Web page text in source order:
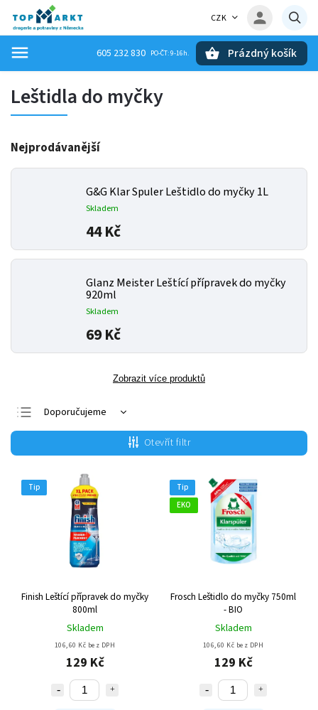
CZK
605 232 830 Prázdný košík
Leštidla do myčky
Nejprodávanější
G&G Klar Spuler Leštidlo do myčky 1L
Skladem
44 Kč
Glanz Meister Leštící přípravek do myčky
920ml
Skladem
69 Kč
Zobrazit více produktů
Doporučujeme
Nejlevnější
Nejdražší
Nejprodávanější
Abecedně
Otevřít filtr
Tip
Finish Leštící přípravek do myčky
800ml
Skladem
106,60 Kč bez DPH
129 Kč
Tip
EKO
Frosch Leštidlo do myčky 750ml
- BIO
Skladem
106,60 Kč bez DPH
129 Kč